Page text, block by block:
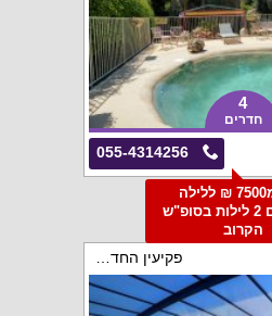
4
חדרים
055-4314256
החל מ7500 ₪ ללילה
למזמינים 2 לילות בסופ"ש
הקרוב